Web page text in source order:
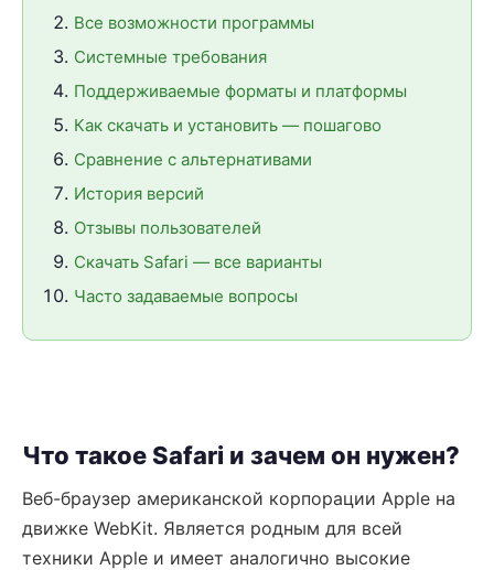
Все возможности программы
Системные требования
Поддерживаемые форматы и платформы
Как скачать и установить — пошагово
Сравнение с альтернативами
История версий
Отзывы пользователей
Скачать Safari — все варианты
Часто задаваемые вопросы
Что такое Safari и зачем он нужен?
Веб-браузер американской корпорации Apple на
движке WebKit. Является родным для всей
техники Apple и имеет аналогично высокие